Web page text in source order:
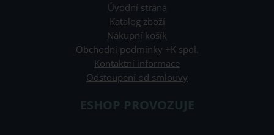
Úvodní strana
Katalog zboží
Nákupní košík
Obchodní podmínky +K spol.
Kontaktní informace
Odstoupení od smlouvy
ESHOP PROVOZUJE